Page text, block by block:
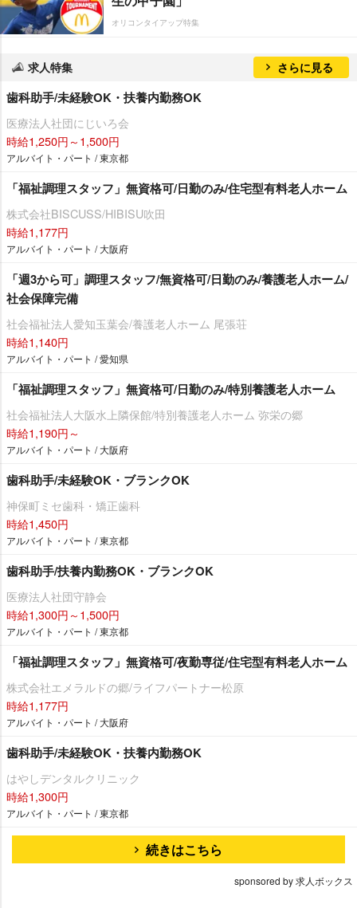
オリコンタイアップ特集
求人特集 さらに見る
歯科助手/未経験OK・扶養内勤務OK
医療法人社団にじいろ会
時給1,250円～1,500円
アルバイト・パート / 東京都
「福祉調理スタッフ」無資格可/日勤のみ/住宅型有料老人ホーム
株式会社BISCUSS/HIBISU吹田
時給1,177円
アルバイト・パート / 大阪府
「週3から可」調理スタッフ/無資格可/日勤のみ/養護老人ホーム/
社会保障完備
社会福祉法人愛知玉葉会/養護老人ホーム 尾張荘
時給1,140円
アルバイト・パート / 愛知県
「福祉調理スタッフ」無資格可/日勤のみ/特別養護老人ホーム
社会福祉法人大阪水上隣保館/特別養護老人ホーム 弥栄の郷
時給1,190円～
アルバイト・パート / 大阪府
歯科助手/未経験OK・ブランクOK
神保町ミセ歯科・矯正歯科
時給1,450円
アルバイト・パート / 東京都
歯科助手/扶養内勤務OK・ブランクOK
医療法人社団守静会
時給1,300円～1,500円
アルバイト・パート / 東京都
「福祉調理スタッフ」無資格可/夜勤専従/住宅型有料老人ホーム
株式会社エメラルドの郷/ライフパートナー松原
時給1,177円
アルバイト・パート / 大阪府
歯科助手/未経験OK・扶養内勤務OK
はやしデンタルクリニック
時給1,300円
アルバイト・パート / 東京都
続きはこちら
sponsored by 求人ボックス